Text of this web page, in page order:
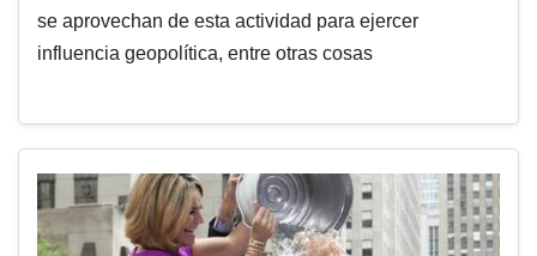
se aprovechan de esta actividad para ejercer
influencia geopolítica, entre otras cosas